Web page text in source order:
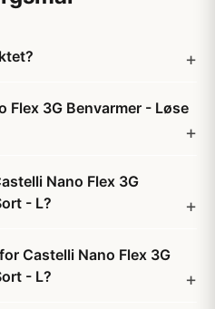
Flex 3G Benvarmer - Løse
Nano Flex 3G
- L?
Castelli Nano Flex 3G
- L?